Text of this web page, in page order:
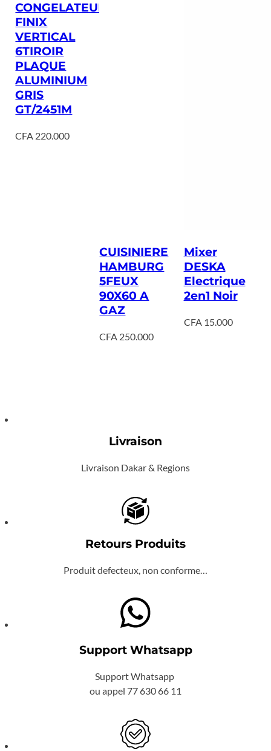
CONGELATEUR
FINIX
VERTICAL
6TIROIR
PLAQUE
ALUMINIUM
GRIS
GT/2451M
CFA 220.000
CUISINIERE
HAMBURG
5FEUX
90X60 A
GAZ
CFA 250.000
Mixer
DESKA
Electrique
2en1 Noir
CFA15.000
Livraison
Livraison Dakar & Regions
Retours Produits
Produit defecteux, non conforme…
Support Whatsapp
Support Whatsapp
ou appel 77 630 66 11